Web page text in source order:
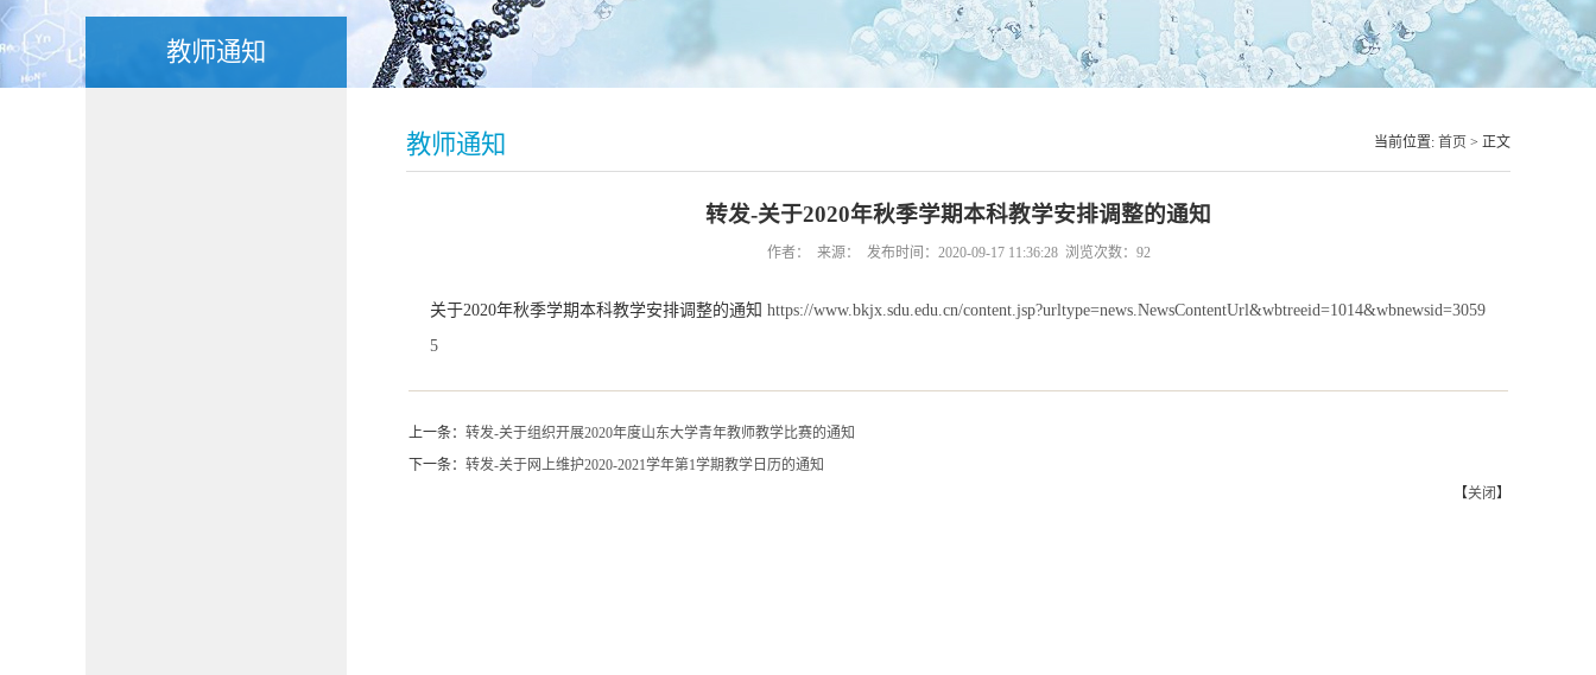
教师通知
教师通知 当前位置: 首页 > 正文
转发-关于2020年秋季学期本科教学安排调整的通知
作者： 来源： 发布时间：2020-09-17 11:36:28 浏览次数： 92
关于2020年秋季学期本科教学安排调整的通知 https://www.bkjx.sdu.edu.cn/content.jsp?urltype=news.NewsContentUrl&wbtreeid=1014&wbnewsid=3059
5
上一条： 转发-关于组织开展2020年度山东大学青年教师教学比赛的通知
下一条： 转发-关于网上维护2020-2021学年第1学期教学日历的通知
【关闭】